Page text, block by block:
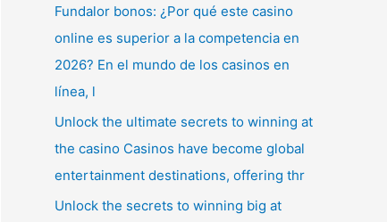
Fundalor bonos: ¿Por qué este casino
online es superior a la competencia en
2026? En el mundo de los casinos en
línea, l
Unlock the ultimate secrets to winning at
the casino Casinos have become global
entertainment destinations, offering thr
Unlock the secrets to winning big at